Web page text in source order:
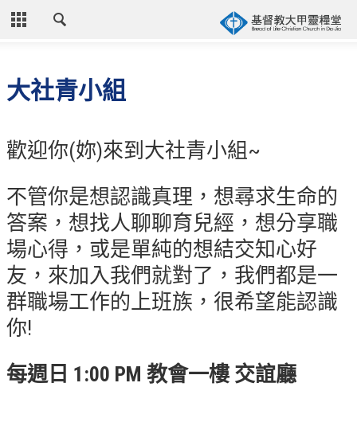
CLOSE
關於教會
信仰立場
年度目標
牧師的話
聚會時間
奉獻資訊
錯誤回報
大社青小組
歡迎你(妳)來到大社青小組~
不管你是想認識真理，想尋求生命的
答案，想找人聊聊育兒經，想分享職
場心得，或是單純的想結交知心好
友，來加入我們就對了，我們都是一
群職場工作的上班族，很希望能認識
你!
每週日 1:00 PM 教會一樓 交誼廳